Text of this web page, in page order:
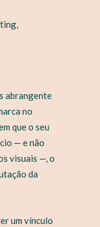
abrangente
no
que o seu
— e não
visuais —, o
da
um vínculo